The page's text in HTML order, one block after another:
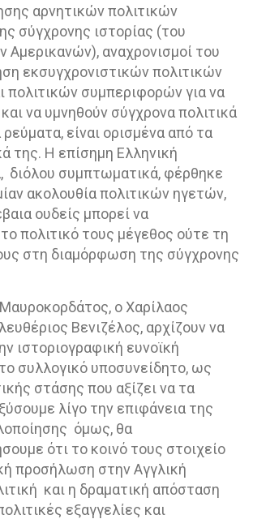
αρνητικών πολιτικών
σύγχρονης ιστορίας (του
Αμερικανών), αναχρονισμοί του
εκσυγχρονιστικών πολιτικών
πολιτικών συμπεριφορών για να
να υμνηθούν σύγχρονα πολιτικά
ρεύματα, είναι ορισμένα από τα
της. Η επίσημη Ελληνική
διόλου συμπτωματικά, φέρθηκε
ακολουθία πολιτικών ηγετών,
ουδείς μπορεί να
πολιτικό τους μέγεθος ούτε τη
στη διαμόρφωση της σύγχρονης
ο Χαρίλαος
Βενιζέλος, αρχίζουν να
ιστοριογραφική ευνοϊκή
συλλογικό υποσυνείδητο, ως
στάσης που αξίζει να τα
λίγο την επιφάνεια της
όμως, θα
ότι το κοινό τους στοιχείο
προσήλωση στην Αγγλική
και η δραματική απόσταση
εξαγγελίες και